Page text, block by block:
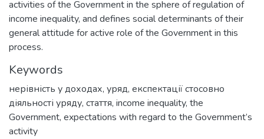
activities of the Government in the sphere of regulation of
income inequality, and defines social determinants of their
general attitude for active role of the Government in this
process.
Keywords
нерівність у доходах, уряд, експектації стосовно
діяльності уряду, стаття, income inequality, the
Government, expectations with regard to the Government’s
activity